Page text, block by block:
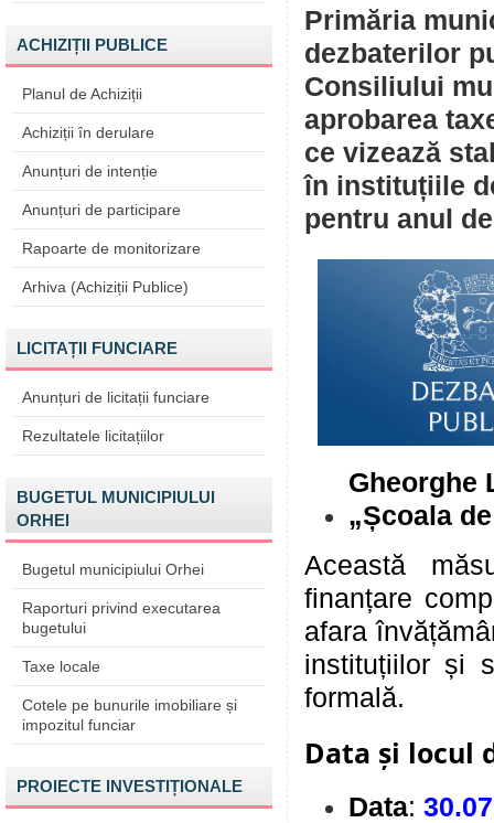
ACHIZIȚII PUBLICE
Planul de Achiziții
Achiziții în derulare
Anunțuri de intenție
Anunțuri de participare
Rapoarte de monitorizare
Arhiva (Achiziții Publice)
LICITAȚII FUNCIARE
Anunțuri de licitații funciare
Rezultatele licitațiilor
BUGETUL MUNICIPIULUI
ORHEI
Bugetul municipiului Orhei
Raporturi privind executarea
bugetului
Taxe locale
Cotele pe bunurile imobiliare și
impozitul funciar
PROIECTE INVESTIȚIONALE
Primăria
dezbaterilor
Consiliului
aprobarea
ce vizează
în instituțiile
pentru anul
Gheorghe
„Școala
Această
finanțare
afara
instituțiilor și
formală.
Data și locul
Data: